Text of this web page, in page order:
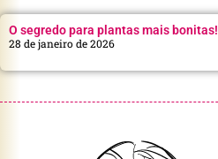
O segredo para plantas mais bonitas!
28 de janeiro de 2026